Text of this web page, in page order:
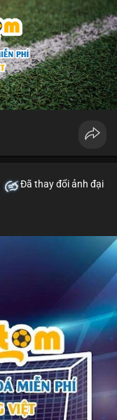
Đã thay đổi ảnh đại